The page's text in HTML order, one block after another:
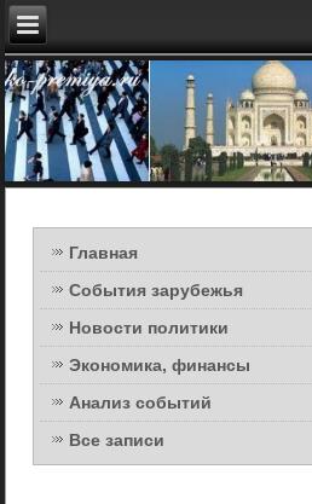
Главная
События зарубежья
Новости политики
Экономика, финансы
Анализ событий
Все записи